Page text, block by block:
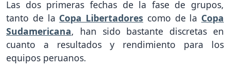
Las dos primeras fechas de la fase de grupos,
tanto de la Copa Libertadores como de la Copa
Sudamericana, han sido bastante discretas en
cuanto a resultados y rendimiento para los
equipos peruanos.